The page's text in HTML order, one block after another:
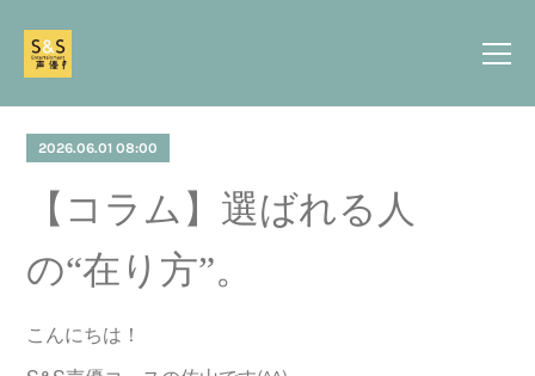
2026.06.01 08:00
【コラム】選ばれる人
の“在り方”。
こんにちは！